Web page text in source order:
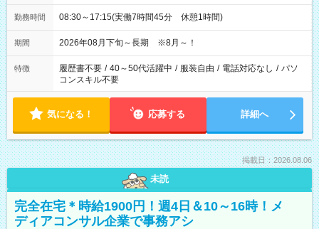
勤務時間 08:30～17:15(実働7時間45分 休憩1時間)
期間 2026年08月下旬～長期 ※8月～！
特徴 履歴書不要 / 40～50代活躍中 / 服装自由 / 電話対応なし / パソ
コンスキル不要
気になる！ 応募する 詳細へ
掲載日：2026.08.06
未読
完全在宅＊時給1900円！週4日＆10～16時！メ
ディアコンサル企業で事務アシ